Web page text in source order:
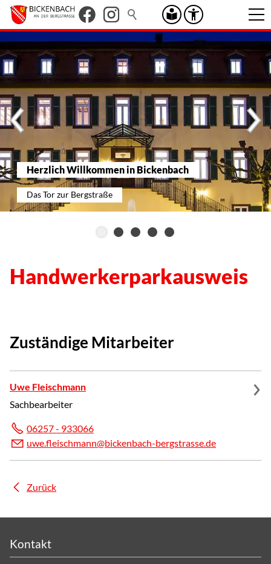
Herzlich Willkommen in Bickenbach
Das Tor zur Bergstraße
Handwerkerparkausweis
Zuständige Mitarbeiter
Uwe Fleischmann
Sachbearbeiter
06257 - 933066
w fl schm nn b ck nb ch-b rgstr ss d
Zurück
Kontakt